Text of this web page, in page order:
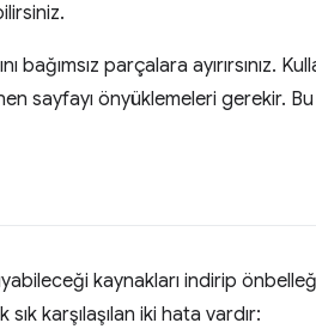
bağımsız parçalara ayırırsınız.
sayfayı önyüklemeleri gerekir.
kaynakları indirip
karşılaşılan iki hata vardır: